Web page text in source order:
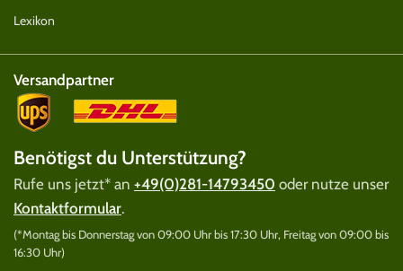
Lexikon
Versandpartner
Benötigst du Unterstützung?
Rufe uns jetzt* an +49(0)281-14793450 oder nutze unser
Kontaktformular.
(*Montag bis Donnerstag von 09:00 Uhr bis 17:30 Uhr, Freitag von 09:00 bis
16:30 Uhr)